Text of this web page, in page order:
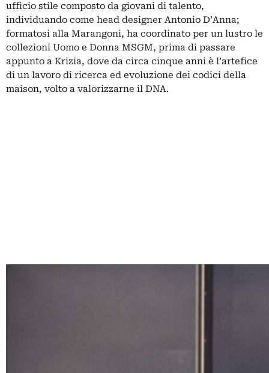
ufficio stile composto da giovani di talento,
individuando come head designer Antonio D’Anna;
formatosi alla Marangoni, ha coordinato per un lustro le
collezioni Uomo e Donna MSGM, prima di passare
appunto a Krizia, dove da circa cinque anni è l’artefice
di un lavoro di ricerca ed evoluzione dei codici della
maison, volto a valorizzarne il DNA.